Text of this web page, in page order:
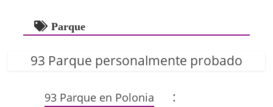
Parque
93 Parque personalmente probado
93 Parque en Polonia :